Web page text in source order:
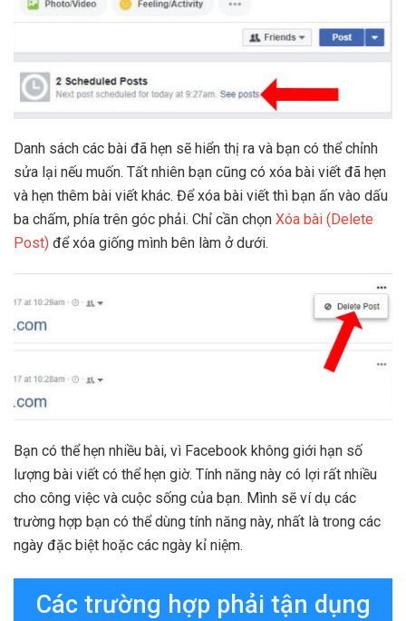
Danh sách các bài đã hẹn sẽ hiển thị ra và bạn có thể chỉnh
sửa lại nếu muốn. Tất nhiên bạn cũng có xóa bài viết đã hẹn
và hẹn thêm bài viết khác. Để xóa bài viết thì bạn ấn vào dấu
ba chấm, phía trên góc phải. Chỉ cần chọn Xóa bài (Delete
Post) để xóa giống mình bên làm ở dưới.
Bạn có thể hẹn nhiều bài, vì Facebook không giới hạn số
lượng bài viết có thể hẹn giờ. Tính năng này có lợi rất nhiều
cho công việc và cuộc sống của bạn. Mình sẽ ví dụ các
trường hợp bạn có thể dùng tính năng này, nhất là trong các
ngày đặc biệt hoặc các ngày kỉ niệm.
Các trường hợp phải tận dụng